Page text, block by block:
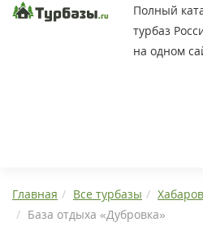
Полный
турбаз
на одном
Главная Все турбазы
База отдыха «Дубровка»